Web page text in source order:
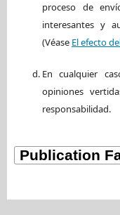
proceso de
interesantes y
(Véase El efecto
En cualquier
opiniones
responsabilidad.